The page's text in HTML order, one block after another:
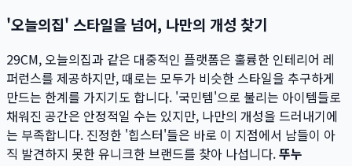
'오늘의집' 스타일을 넘어, 나만의 개성 찾기
29CM, 오늘의집과 같은 대중적인 플랫폼은 훌륭한 인테리어 레
퍼런스를 제공하지만, 때로는 모두가 비슷한 스타일을 추구하게
만드는 한계를 가지기도 합니다. '국민템'으로 불리는 아이템들로
채워진 공간은 안정적일 수는 있지만, 나만의 개성을 드러내기에
는 부족합니다. 진정한 '힙스터'들은 바로 이 지점에서 남들이 아
직 발견하지 못한 유니크한 브랜드를 찾아 나섭니다.뚜누